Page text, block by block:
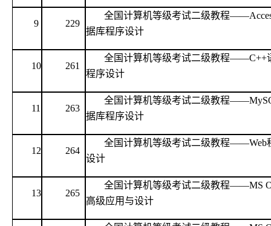
9 229
全国计算机等级考试二级教程
据库程序设计
10 261
全国计算机等级考试二级教程——C++
程序设计
11 263
全国计算机等级考试二级教程
据库程序设计
12 264
全国计算机等级考试二级教程——Web
设计
13 265
全国计算机等级考试二级教程——MS
高级应用与设计